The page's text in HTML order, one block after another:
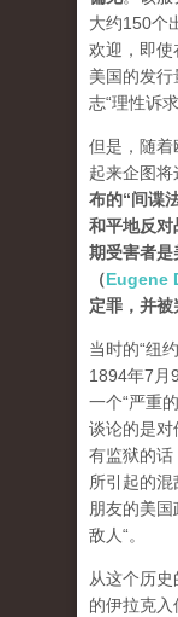
大约150个
欢迎，即使
美国的发
志“理性诉
但是，随着
起来企图将
布的“间谍
和平地反对
期受害者是
（Eugene
定罪，并被
当时的“纽
1894年7月
一个“严重
谈论的是对
有监狱的话
所引起的
朋友的美
敌人“。
从这个历史
的伊拉克